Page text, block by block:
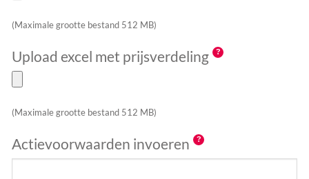
(Maximale grootte bestand 512 MB)
Upload excel met prijsverdeling
(Maximale grootte bestand 512 MB)
Actievoorwaarden invoeren